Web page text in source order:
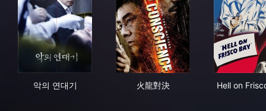
악의 연대기 火龍對決 Hell on